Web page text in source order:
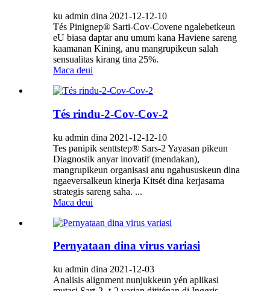
ku admin dina 2021-12-12-10
Tés Pinignep® Sarti-Cov-Covene ngalebetkeun
eU biasa daptar anu umum kana Haviene sareng
kaamanan Kining, anu mangrupikeun salah
sensualitas kirang tina 25%.
Maca deui
Tés rindu-2-Cov-Cov-2
ku admin dina 2021-12-12-10
Tes panipik senttstep® Sars-2 Yayasan pikeun
Diagnostik anyar inovatif (mendakan),
mangrupikeun organisasi anu ngahususkeun dina
ngaeversalkeun kinerja Kitsét dina kerjasama
strategis sareng saha. ...
Maca deui
Pernyataan dina virus variasi
ku admin dina 2021-12-03
Analisis alignment nunjukkeun yén aplikasi